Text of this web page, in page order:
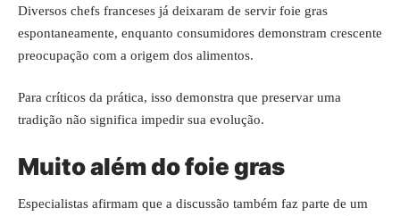
Diversos chefs franceses já deixaram de servir foie gras
espontaneamente, enquanto consumidores demonstram crescente
preocupação com a origem dos alimentos.
Para críticos da prática, isso demonstra que preservar uma
tradição não significa impedir sua evolução.
Muito além do foie gras
Especialistas afirmam que a discussão também faz parte de um